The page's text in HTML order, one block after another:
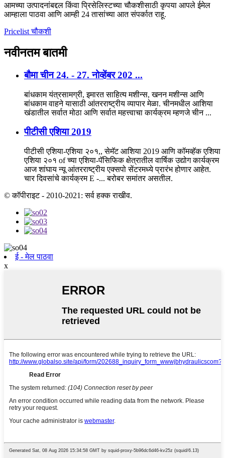
आमच्या उत्पादनांबद्दल किंवा प्रिसेलिस्टच्या चौकशीसाठी कृपया आपले ईमेल
आम्हाला पाठवा आणि आम्ही 24 तासांच्या आत संपर्कात राहू.
Pricelist चौकशी
नवीनतमबातमी
बौमा चीन 24. - 27. नोव्हेंबर 202 ...
बांधकाम यंत्रसामग्री, इमारत साहित्य मशीन्स, खनन मशीन्स आणि
बांधकाम वाहने यासाठी आंतरराष्ट्रीय व्यापार मेळा. चीनमधील आशिया
खंडातील सर्वात मोठा आणि सर्वात महत्त्वाचा कार्यक्रम म्हणजे चीन ...
पीटीसी एशिया 2019
पीटीसी एशिया-एशिया २०१,, सेमॅट आशिया 2019 आणि कॉमव्हॅक एशिया
एशिया २०१ of च्या एशिया-पॅसिफिक क्षेत्रातील वार्षिक उद्योग कार्यक्रम
आज शांघाय न्यू आंतरराष्ट्रीय एक्सपो सेंटरमध्ये प्रारंभ होणार आहेत.
चार दिवसांचे कार्यक्रम E -... बरोबर समांतर असतील.
© कॉपीराइट - 2010-2021: सर्व हक्क राखीव.
ई - मेल पाठवा
x